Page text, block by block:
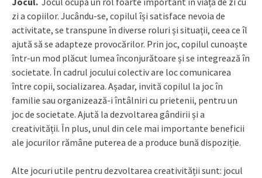
zi a copiilor. Jucându-se, copilul își satisface nevoia de
activitate, se transpune în diverse roluri și situații, ceea ce îl
ajută să se adapteze provocărilor. Prin joc, copilul cunoaște
într-un mod plăcut lumea înconjurătoare și se integrează în
societate. În cadrul jocului colectiv are loc comunicarea
între copii, socializarea. Așadar, invită copilul la joc în
familie sau organizează-i întâlniri cu prietenii, pentru un
joc de societate. Ajută la dezvoltarea gândirii și a
creativității. În plus, unul din cele mai importante beneficii
ale jocurilor rămâne puterea de a produce bună dispoziție.
Alte jocuri utile pentru dezvoltarea creativității sunt: jocul